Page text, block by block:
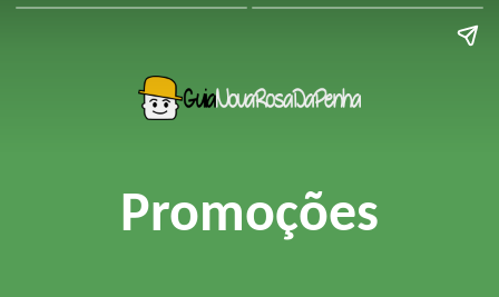
Promoções